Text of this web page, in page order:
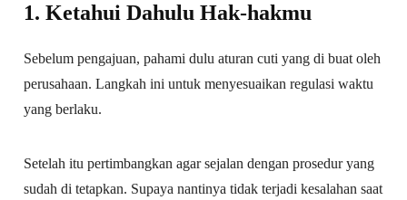
1. Ketahui Dahulu Hak-hakmu
Sebelum pengajuan, pahami dulu aturan cuti yang di buat oleh
perusahaan. Langkah ini untuk menyesuaikan regulasi waktu
yang berlaku.
Setelah itu pertimbangkan agar sejalan dengan prosedur yang
sudah di tetapkan. Supaya nantinya tidak terjadi kesalahan saat